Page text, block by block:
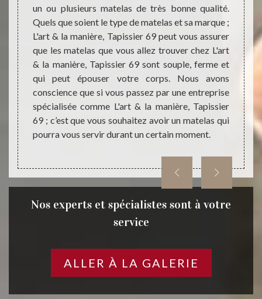
69,
de
;
de
êtes
un ou plusieurs matelas de très bonne qualité.
Quels que soient le type de matelas et sa marque ;
L'art & la manière, Tapissier 69 peut vous assurer
que les matelas que vous allez trouver chez L'art
& la manière, Tapissier 69 sont souple, ferme et
qui peut épouser votre corps. Nous avons
conscience que si vous passez par une entreprise
spécialisée comme L'art & la manière, Tapissier
69 ; c’est que vous souhaitez avoir un matelas qui
pourra vous servir durant un certain moment.
: la
faire,
69
L'art
Nos experts et spécialistes sont à votre
service
ALLER À LA GALERIE